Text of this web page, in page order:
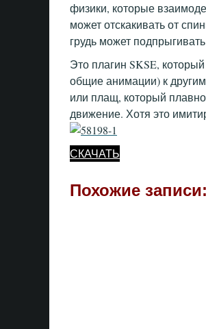
физики, которые
может отскакивать от
грудь может
Это плагин SKSE,
общие анимации) к
или плащ, который
движение. Хотя это
СКАЧАТЬ
Похожие записи: